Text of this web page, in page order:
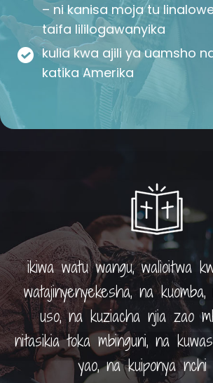
– ni kanisa moja tu
taifa lililogawanyika
kulia kwa ajili ya uamsho
katika Amerika
ikiwa watu wangu, walioitwa
watajinyenyekesha, na
uso, na kuziacha njia zao
nitasikia toka mbinguni, na
yao, na kuiponya nchi